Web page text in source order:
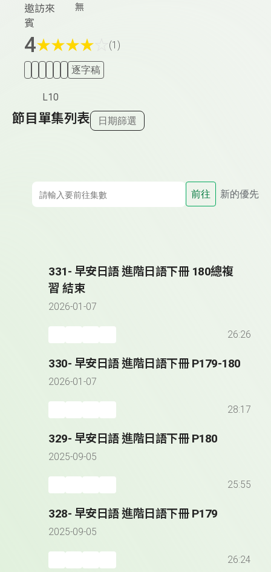
邀訪來
賓
無
4★★★★ (1)
逐字稿
L10
節目單集列表 日期篩選
前往 新的優先
331- 早安日語 進階日語下冊 180總複
習 結束
2026-01-07
26:26
330- 早安日語 進階日語下冊 P179-180
2026-01-07
28:17
329- 早安日語 進階日語下冊 P180
2025-09-05
25:55
328- 早安日語 進階日語下冊 P179
2025-09-05
26:24